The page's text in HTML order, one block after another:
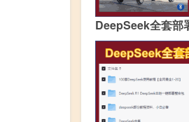
DeepSeek全套部